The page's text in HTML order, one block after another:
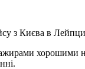
з Києва в
хорошими